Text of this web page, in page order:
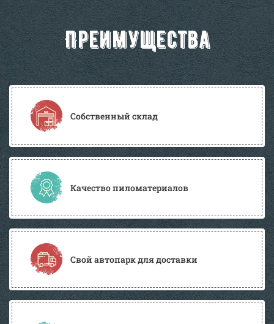
Преимущества
Собственный склад
Качество пиломатериалов
Свой автопарк для доставки